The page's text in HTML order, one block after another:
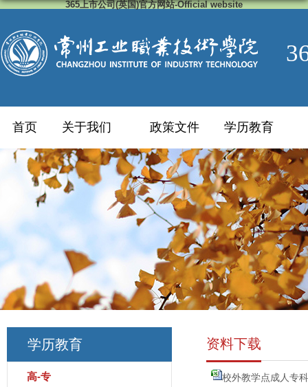
365上市公司(英国)官方网站-Official website
首页 关于我们 政策文件 学历教育
学历教育
高-专
资料下载
校外教学点成人专